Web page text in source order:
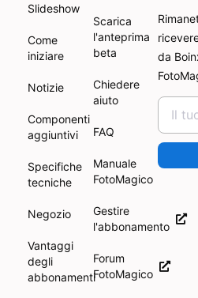
Slideshow
Come
iniziare
Notizie
Componenti
aggiuntivi
Specifiche
tecniche
Negozio
Vantaggi
degli
abbonamenti
Scarica
l'anteprima
beta
Chiedere
aiuto
FAQ
Manuale
FotoMagico
Gestire
l'abbonamento
Forum
FotoMagico
da